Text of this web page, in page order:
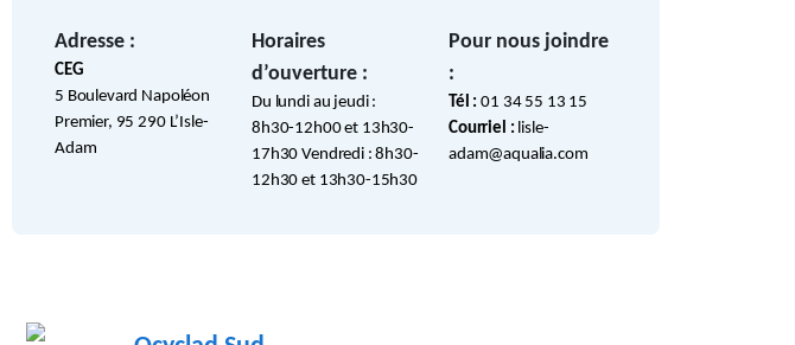
Adresse :
CEG
5 Boulevard Napoléon
Premier, 95 290 L’Isle-
Adam
Horaires
d’ouverture :
Du lundi au jeudi :
8h30-12h00 et 13h30-
17h30 Vendredi : 8h30-
12h30 et 13h30-15h30
Pour nous joindre
:
Tél :01 34 55 13 15
Courriel : lisle-
adam@aqualia.com